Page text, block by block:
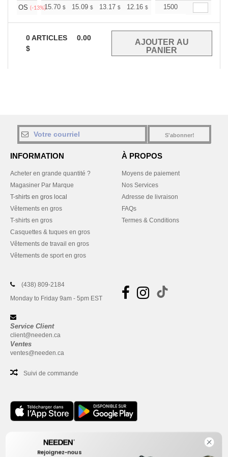
OS (-13%)15.70 $ 15.09 $ 13.17 $ 12.16 $ 11.55$
1500
0ARTICLES
0.00
$
S'abonner!
INFORMATION
Acheter en grande quantité ?
Magasiner Par Marque
T-shirts en gros local
Vêtements en gros
T-shirts en gros
Casquettes & tuques en gros
Vêtements de travail en gros
Vêtements de sport en gros
À PROPOS
Moyens de paiement
Nos Services
Adresse de livraison
FAQs
Termes & Conditions
(438) 809-2184
Monday to Friday 9am - 5pm EST
Service Client
client@needen.ca
Ventes
ventes@needen.ca
Suivi de commande
Bureau
One Dundas Street West Suite 2500
Rejoignez-nous